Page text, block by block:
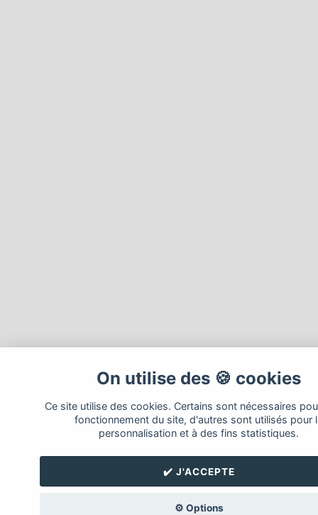
On utilise des 🍪 cookies
Ce site utilise des cookies. Certains sont nécessaires
fonctionnement du site, d'autres sont utilisés pour
personnalisation et à des fins statistiques.
✔️ J'ACCEPTE
⚙️ Options